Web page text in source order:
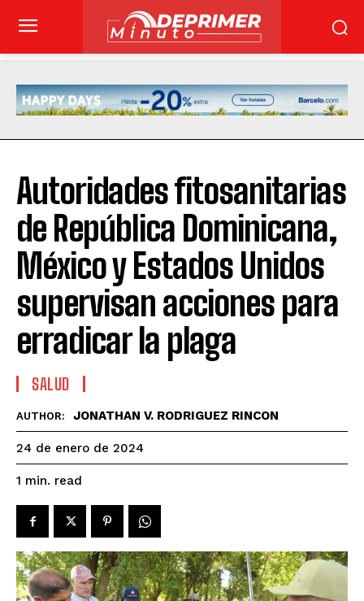
Autoridades fitosanitarias
de República Dominicana,
México y Estados Unidos
supervisan acciones para
erradicar la plaga
SALUD
AUTHOR: JONATHAN V. RODRIGUEZ RINCON
24 de enero de 2024
1 min. read